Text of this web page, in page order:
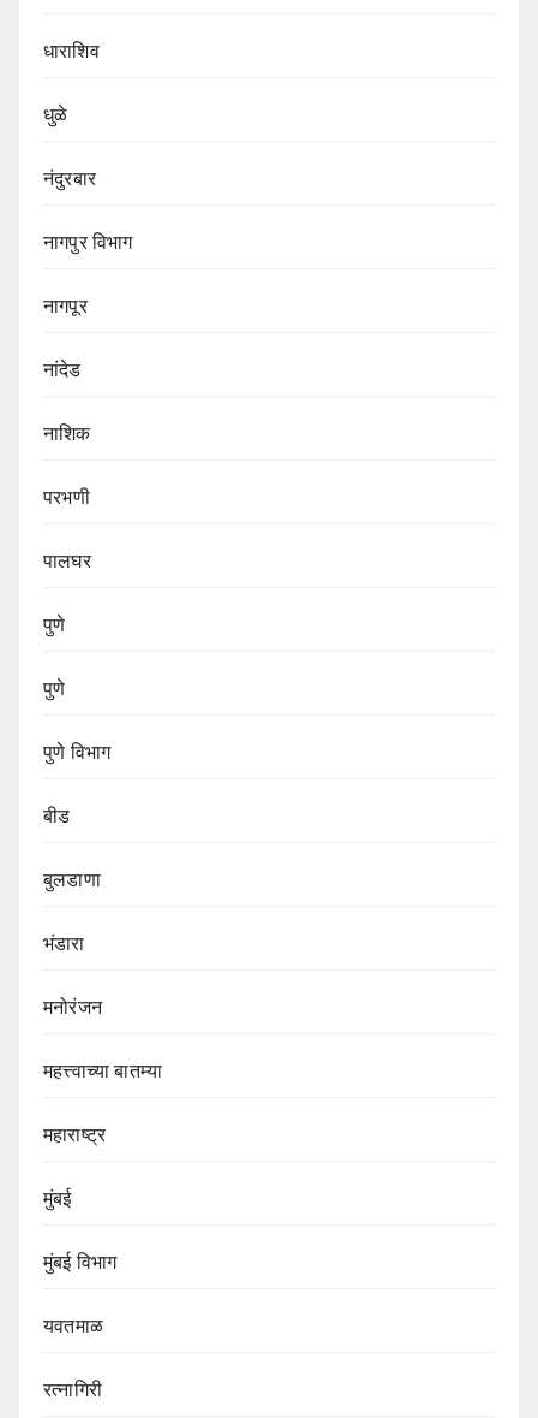
धाराशिव
धुळे
नंदुरबार
नागपुर‌ विभाग‌
नागपूर
नांदेड
नाशिक
परभणी
पालघर
पुणे
पुणे
पुणे विभाग‌
बीड
बुलडाणा
भंडारा
मनोरंजन
महत्त्वाच्या बातम्या
महाराष्ट्र
मुंबई
मुंबई विभाग‌
यवतमाळ
रत्नागिरी